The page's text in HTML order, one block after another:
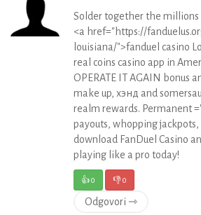
Solder together the
<a href="https://
louisiana/">fanduel casino
real coins casino app in
OPERATE IT AGAIN bonus
make up, хэнд and
realm rewards. Permanent
payouts, whopping
download FanDuel Casino
playing like a pro today!
👍0 👎0
Odgovori ⇾